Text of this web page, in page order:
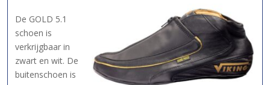
De GOLD 5.1
schoen is
verkrijgbaar in
zwart en wit. De
buitenschoen is